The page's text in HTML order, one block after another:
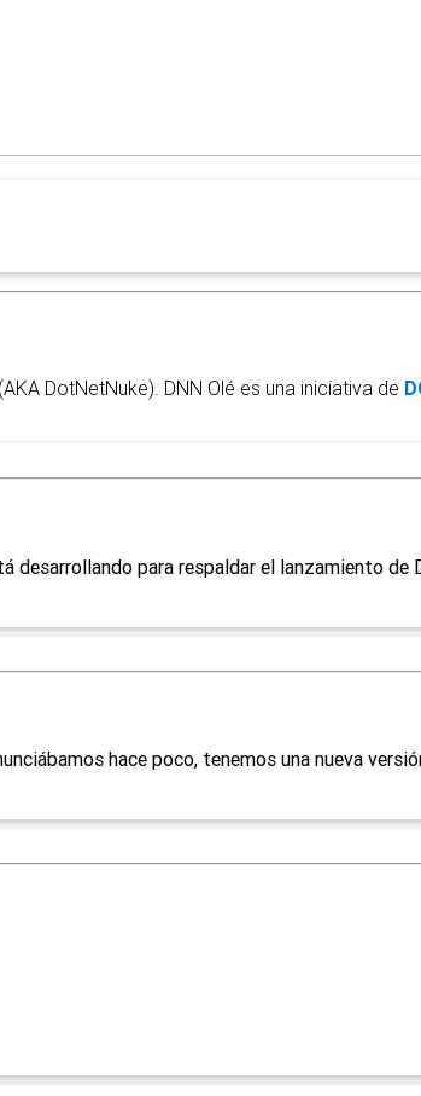
DotNetNuke). DNN Olé es una iniciativa de
para respaldar el lanzamiento de
hace poco, tenemos una nueva